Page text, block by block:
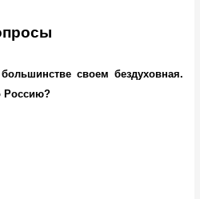
своем бездуховная.
Россию?